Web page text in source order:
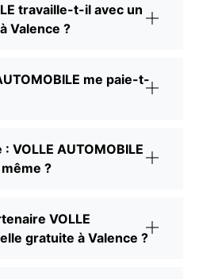
travaille-t-il avec un
Valence ?
me paie-t-
VOLLE AUTOMOBILE
?
VOLLE
gratuite à Valence ?